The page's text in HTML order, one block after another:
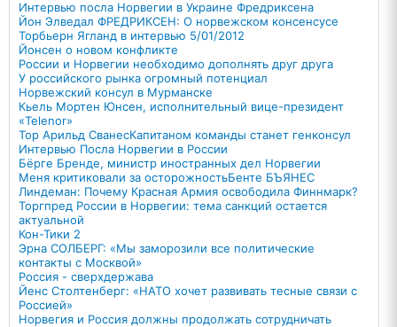
Интервью посла Норвегии в Украине Фредриксена
Йон Элведал ФРЕДРИКСЕН: О норвежском консенсусе
Торбьерн Ягланд в интервью 5/01/2012
Йонсен о новом конфликте
России и Норвегии необходимо дополнять друг друга
У российского рынка огромный потенциал
Норвежский консул в Мурманске
Кьель Мортен Юнсен, исполнительный вице-президент
«Telenor»
Тор Арильд СванесКапитаном команды станет генконсул
Интервью Посла Норвегии в России
Бёрге Бренде, министр иностранных дел Норвегии
Меня критиковали за осторожностьБенте БЪЯНЕС
Линдеман: Почему Красная Армия освободила Финнмарк?
Торгпред России в Норвегии: тема санкций остается
актуальной
Кон-Тики 2
Эрна СОЛБЕРГ: «Мы заморозили все политические
контакты с Москвой»
Россия - сверхдержава
Йенс Столтенберг: «НАТО хочет развивать тесные связи с
Россией»
Норвегия и Россия должны продолжать сотрудничать